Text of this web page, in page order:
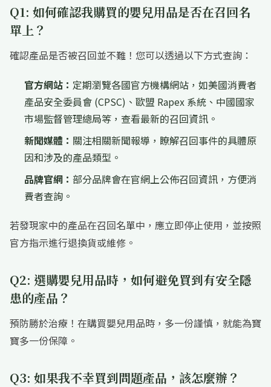
Q1: 如何確認我購買的嬰兒用品是否在召回名
單上？
確認產品是否被召回並不難！您可以透過以下方式查詢：
官方網站： 定期瀏覽各國官方機構網站，如美國消費者
產品安全委員會 (CPSC)、歐盟 Rapex 系統、中國國家
市場監督管理總局等，查看最新的召回資訊。
新聞媒體： 關注相關新聞報導，瞭解召回事件的具體原
因和涉及的產品類型。
品牌官網： 部分品牌會在官網上公佈召回資訊，方便消
費者查詢。
若發現家中的產品在召回名單中，應立即停止使用，並按照
官方指示進行退換貨或維修。
Q2: 選購嬰兒用品時，如何避免買到有安全隱
患的產品？
預防勝於治療！在購買嬰兒用品時，多一份謹慎，就能為寶
寶多一份保障。
Q3: 如果我不幸買到問題產品，該怎麼辦？